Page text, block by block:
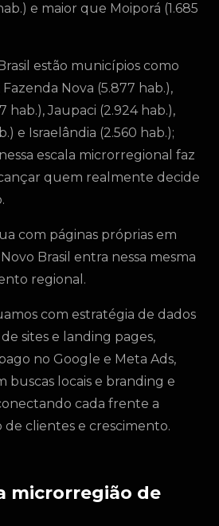
e maior que Moiporá (1.685
estão municípios como
Nova (5.877 hab.),
hab.), Jaupaci (2.924 hab.),
e Israelândia (2.560 hab.);
escala microrregional faz
quem realmente decide
com páginas próprias em
Brasil entra nessa mesma
regional.
com estratégia de dados
sites e landing pages,
no Google e Meta Ads,
buscas locais e branding e
cada frente a
de clientes e crescimento.
microrregião de